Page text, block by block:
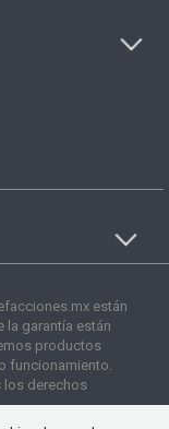
están
la garantía están
productos
funcionamiento.
los derechos